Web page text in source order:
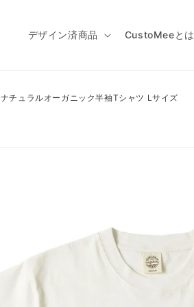
デザイン済商品 CustoMeeとは
ナチュラルオーガニック半袖Tシャツ Lサイズ